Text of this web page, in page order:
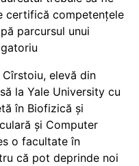
certifică competențele
parcursul unui
elevă din
la Yale University cu
în Biofizică și
și Computer
o facultate în
că pot deprinde noi